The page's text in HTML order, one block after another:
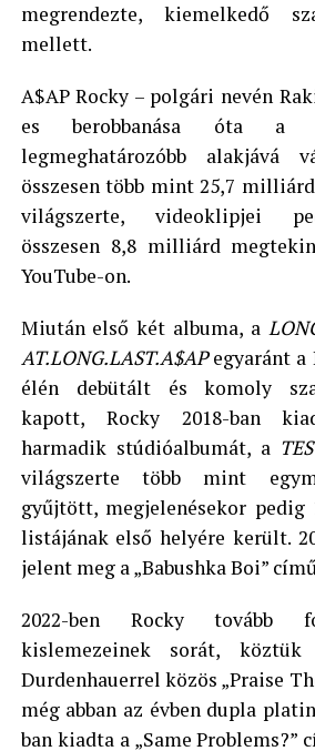
megrendezte, kiemelkedő
mellett.
A$AP Rocky – polgári nevén
es berobbanása óta a
legmeghatározóbb alakjává
összesen több mint 25,7
világszerte, videoklipjei
összesen 8,8 milliárd
YouTube-on.
Miután első két albuma, a
AT.LONG.LAST.A$APegyaránt a
élén debütált és komoly
kapott, Rocky 2018-ban
harmadik stúdióalbumát, a
világszerte több mint
gyűjtött, megjelenésekor pedig
listájának első helyére került.
jelent meg a „Babushka Boi”
2022-ben Rocky tovább
kislemezeinek sorát,
Durdenhauerrel közös „Praise
még abban az évben dupla
ban kiadta a „Same